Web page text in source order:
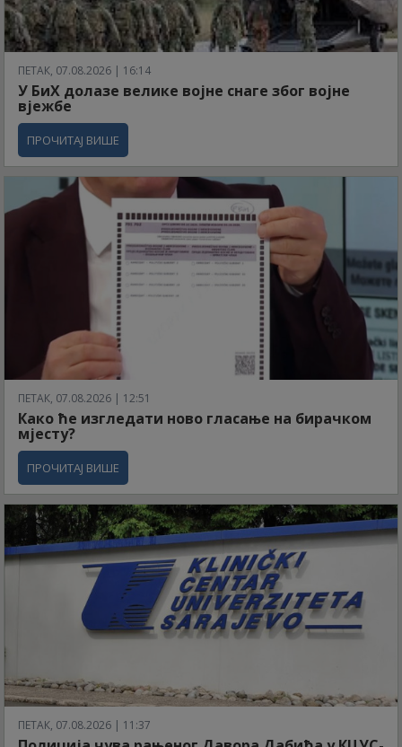
ПЕТАК, 07.08.2026 | 16:14
У БиХ долазе велике војне снаге због војне
вјежбе
ПРОЧИТАЈ ВИШЕ
ПЕТАК, 07.08.2026 | 12:51
Како ће изгледати ново гласање на бирачком
мјесту?
ПРОЧИТАЈ ВИШЕ
ПЕТАК, 07.08.2026 | 11:37